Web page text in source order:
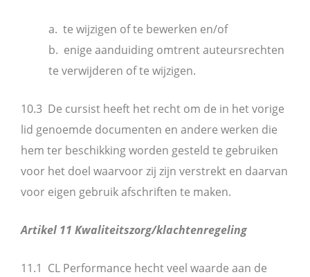
a. te wijzigen of te bewerken en/of
b. enige aanduiding omtrent auteursrechten
te verwijderen of te wijzigen.
10.3 De cursist heeft het recht om de in het vorige
lid genoemde documenten en andere werken die
hem ter beschikking worden gesteld te gebruiken
voor het doel waarvoor zij zijn verstrekt en daarvan
voor eigen gebruik afschriften te maken.
Artikel 11 Kwaliteitszorg/klachtenregeling
11.1 CL Performance hecht veel waarde aan de